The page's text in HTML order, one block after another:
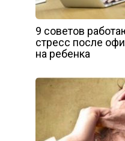
9 советов
стресс после
на ребенка